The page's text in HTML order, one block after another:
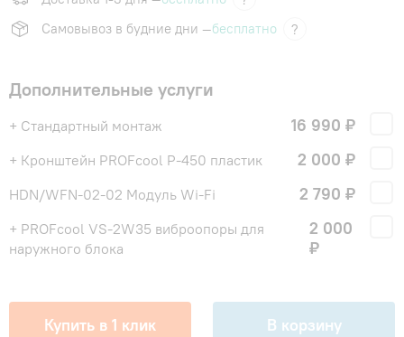
Самовывоз в будние дни —бесплатно ?
Дополнительные услуги
+ Стандартный монтаж 16 990 ₽
+ Кронштейн PROFcool P-450 пластик 2 000 ₽
HDN/WFN-02-02 Модуль Wi-Fi 2 790 ₽
+ PROFcool VS-2W35 виброопоры для
наружного блока
2 000
₽
Купить в 1 клик В корзину